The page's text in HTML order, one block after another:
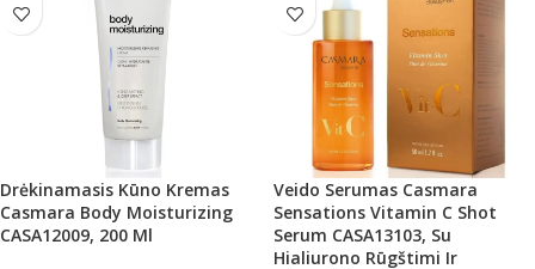
Drėkinamasis Kūno Kremas
Casmara Body Moisturizing
CASA12009, 200 Ml
Veido Serumas Casmara
Sensations Vitamin C Shot
Serum CASA13103, Su
Hialiurono Rūgštimi Ir